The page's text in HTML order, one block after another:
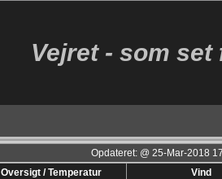
Vejret - som set
Opdateret:@ 25-Mar-2018
Oversigt / Temperatur
Vind